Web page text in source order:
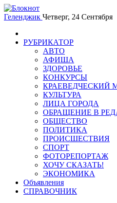
Геленджик Четверг, 24 Сентября
РУБРИКАТОР
АВТО
АФИША
ЗДОРОВЬЕ
КОНКУРСЫ
КРАЕВЕДЧЕСКИЙ
КУЛЬТУРА
ЛИЦА ГОРОДА
ОБРАЩЕНИЕ В
ОБЩЕСТВО
ПОЛИТИКА
ПРОИСШЕСТВИЯ
СПОРТ
ФОТОРЕПОРТАЖ
ХОЧУ СКАЗАТЬ!
ЭКОНОМИКА
Объявления
СПРАВОЧНИК